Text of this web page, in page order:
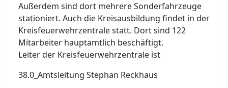
Außerdem sind dort mehrere Sonderfahrzeuge
stationiert. Auch die Kreisausbildung findet in der
Kreisfeuerwehrzentrale statt. Dort sind 122
Mitarbeiter hauptamtlich beschäftigt.
Leiter der Kreisfeuerwehrzentrale ist
38.0_Amtsleitung Stephan Reckhaus